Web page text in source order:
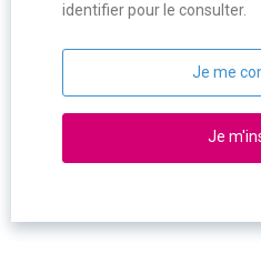
identifier pour le consulter.
Je me
Je